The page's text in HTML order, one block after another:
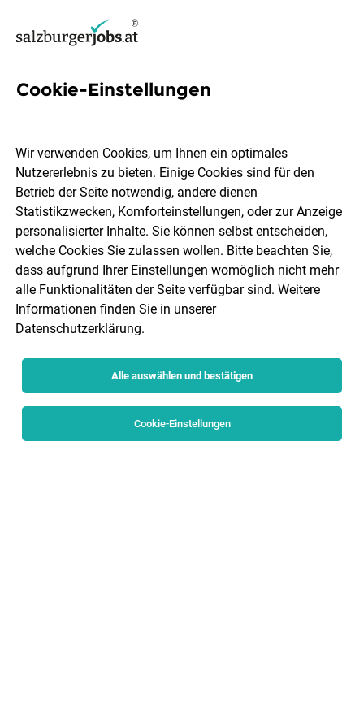
Ergotherapeut:in
Zentren für Gesundheit
Zell am See Vollzeit Teilzeit 05.08.2026
Cookie-Einstellungen
Wir verwenden Cookies, um Ihnen ein optimales
Nutzererlebnis zu bieten. Einige Cookies sind für den
Betrieb der Seite notwendig, andere dienen
Statistikzwecken, Komforteinstellungen, oder zur Anzeige
personalisierter Inhalte. Sie können selbst entscheiden,
welche Cookies Sie zulassen wollen. Bitte beachten Sie,
dass aufgrund Ihrer Einstellungen womöglich nicht mehr
alle Funktionalitäten der Seite verfügbar sind. Weitere
Informationen finden Sie in unserer
Datenschutzerklärung.
Alle auswählen und bestätigen
Cookie-Einstellungen